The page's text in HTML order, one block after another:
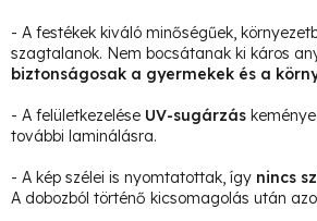
- A festékek kiváló minőségűek,
szagtalanok. Nem bocsátanak ki káros
biztonságosak a gyermekek és a
- A felületkezelése UV-sugárzás
további laminálásra.
- A kép szélei is nyomtatottak, így nincs
A dobozból történő kicsomagolás után